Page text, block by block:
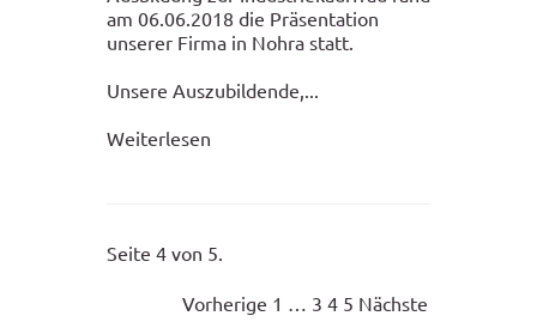
am 06.06.2018 die Präsentation
unserer Firma in Nohra statt.
Unsere Auszubildende,...
Weiterlesen
Seite 4 von 5.
Vorherige 1 3 4 5 Nächste